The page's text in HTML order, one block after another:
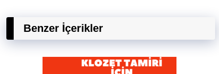
Benzer İçerikler